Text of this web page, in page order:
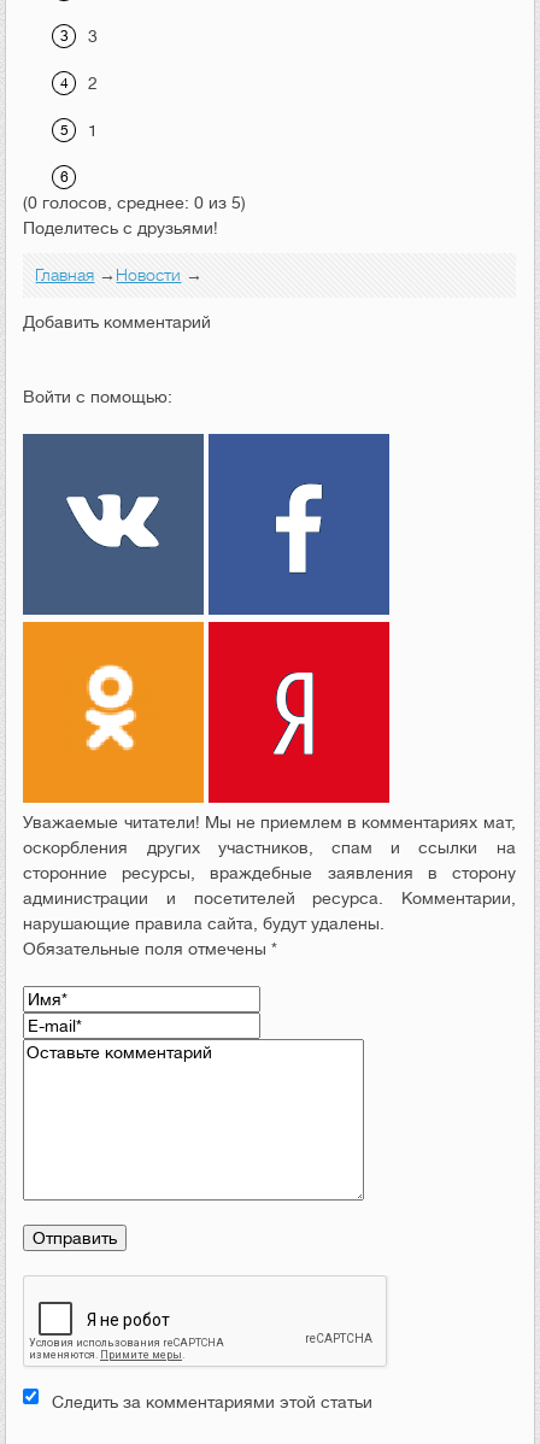
3
2
1
(0 голосов, среднее: 0 из 5)
Поделитесь с друзьями!
Главная →Новости →
Добавить комментарий
Войти с помощью:
Уважаемые читатели! Мы не приемлем в комментариях мат,
оскорбления других участников, спам и ссылки на
сторонние ресурсы, враждебные заявления в сторону
администрации и посетителей ресурса. Комментарии,
нарушающие правила сайта, будут удалены.
Обязательные поля отмечены *
Следить за комментариями этой статьи